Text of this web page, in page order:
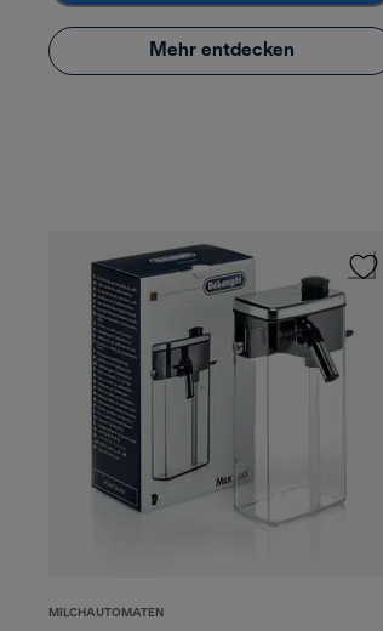
Mehr entdecken
MILCHAUTOMATEN